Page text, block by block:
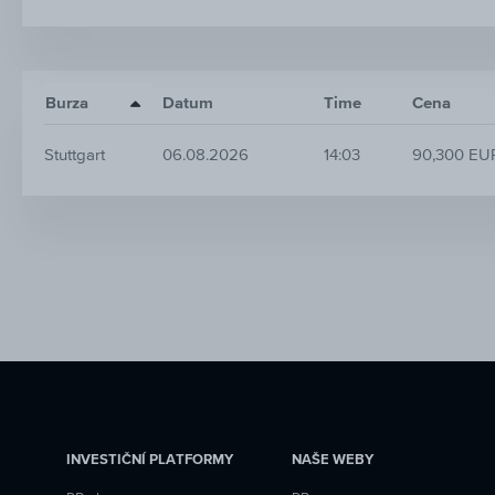
Burza Datum Time Cena
Stuttgart 06.08.2026 14:03 90,300
INVESTIČNÍ PLATFORMY NAŠE WEBY